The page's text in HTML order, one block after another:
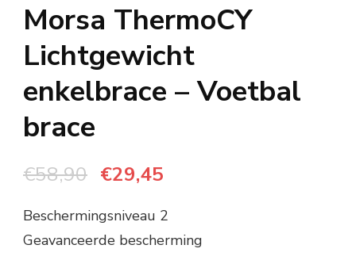
Morsa ThermoCY
Lichtgewicht
enkelbrace – Voetbal
brace
€58,90 Oorspronkelijke
was:
€58,90.
€29,45
€29,45.
Beschermingsniveau 2
Geavanceerde bescherming